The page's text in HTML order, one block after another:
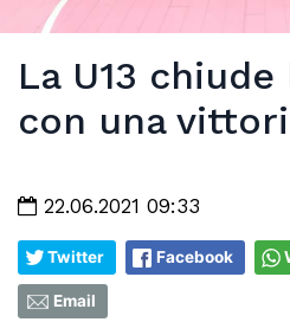
La U13
con una
22.06.2021 09:33
Twitter Facebook
Email